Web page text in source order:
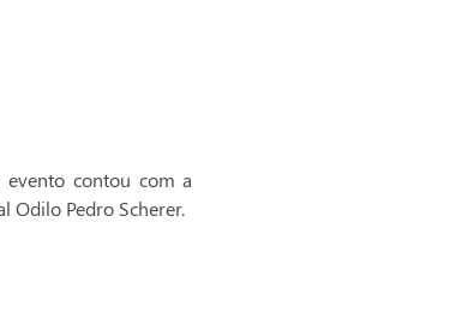
evento contou com a
Odilo Pedro Scherer.